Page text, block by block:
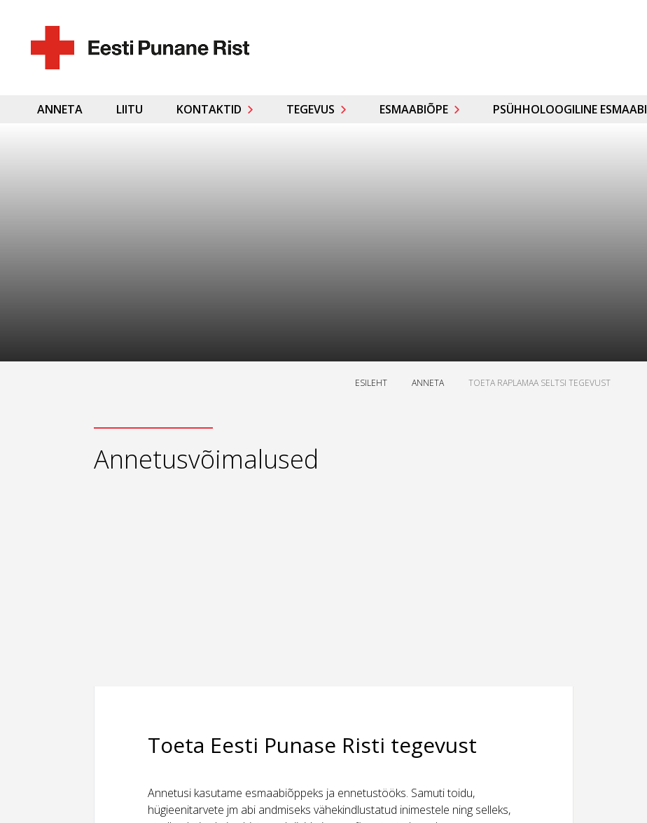
ANNETA LIITU KONTAKTID TEGEVUS ESMAABIÕPE PSÜHHOLOOGILINE ESMAABI
ESILEHT ANNETA TOETA RAPLAMAA SELTSI TEGEVUST
Annetusvõimalused
Toeta Eesti Punase Risti tegevust
Annetusi kasutame esmaabiõppeks ja ennetustööks. Samuti toidu,
hügieenitarvete jm abi andmiseks vähekindlustatud inimestele ning selleks,